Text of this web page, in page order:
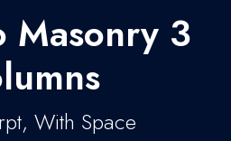
Masonry 3
With Space